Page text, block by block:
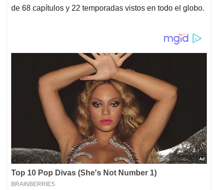
de 68 capítulos y 22 temporadas vistos en todo el globo.